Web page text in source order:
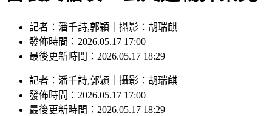
記者：潘千詩,郭穎｜攝影：胡瑞麒
發佈時間：2026.05.17 17:00
最後更新時間：2026.05.17 18:29
記者 ： 潘千詩,郭穎 攝影 ： 胡瑞麒
發佈時間： 2026.05.17 17:00
最後更新時間： 2026.05.17 18:29